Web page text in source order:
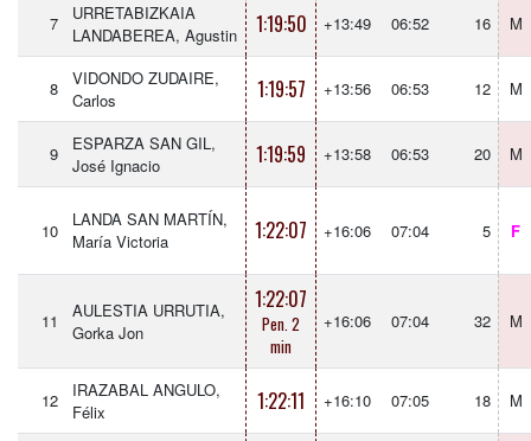
7
URRETABIZKAIA
LANDABEREA, Agustin
1:19:50 +13:49 06:52 16 M
8
VIDONDO ZUDAIRE,
Carlos
1:19:57 +13:56 06:53 12 M
9
ESPARZA SAN GIL,
José Ignacio
1:19:59 +13:58 06:53 20 M
10
LANDA SAN MARTÍN,
María Victoria
1:22:07 +16:06 07:04 5 F
11
AULESTIA URRUTIA,
Gorka Jon
1:22:07
Pen. 2
min
+16:06 07:04 32 M
12
IRAZABAL ANGULO,
Félix
1:22:11 +16:10 07:05 18 M